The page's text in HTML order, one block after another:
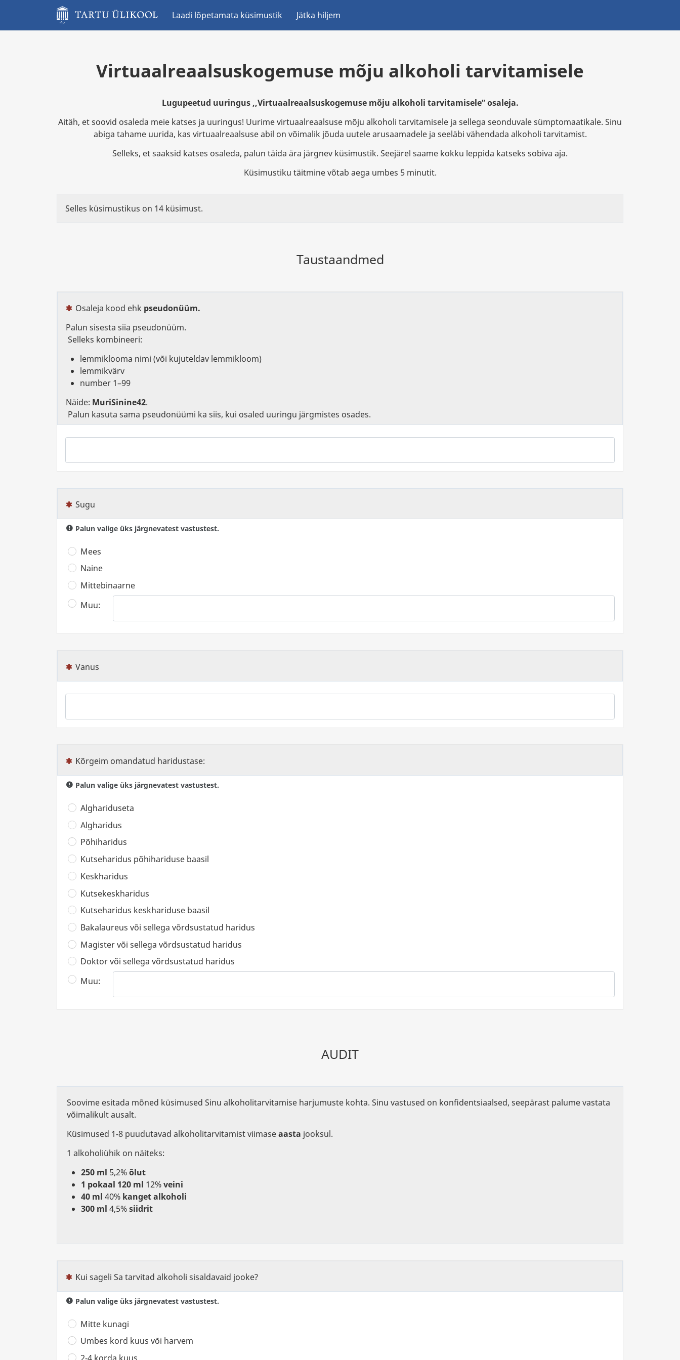
Laadi lõpetamata küsimustik Jätka hiljem
Virtuaalreaalsuskogemuse mõju alkoholi tarvitamisele
Lugupeetud uuringus ,,Virtuaalreaalsuskogemuse mõju alkoholi tarvitamisele” osaleja.
Aitäh, et soovid osaleda meie katses ja uuringus! Uurime virtuaalreaalsuse mõju alkoholi tarvitamisele ja sellega seonduvale sümptomaatikale. Sinu
abiga tahame uurida, kas virtuaalreaalsuse abil on võimalik jõuda uutele arusaamadele ja seeläbi vähendada alkoholi tarvitamist.
Selleks, et saaksid katses osaleda, palun täida ära järgnev küsimustik. Seejärel saame kokku leppida katseks sobiva aja.
Küsimustiku täitmine võtab aega umbes 5 minutit.
Selles küsimustikus on 14 küsimust.
Taustaandmed
(See küsimus on kohustuslik)
Osaleja kood ehk pseudonüüm.
Palun sisesta siia pseudonüüm.
Selleks kombineeri:
lemmiklooma nimi (või kujuteldav lemmikloom)
lemmikvärv
number 1–99
Näide: MuriSinine42.
Palun kasuta sama pseudonüümi ka siis, kui osaled uuringu järgmistes osades.
(See küsimus on kohustuslik)
Sugu
Palun valige üks järgnevatest vastustest.
Mees
Naine
Mittebinaarne
Muu:
(See küsimus on kohustuslik)
Vanus
(See küsimus on kohustuslik)
Kõrgeim omandatud haridustase:
Palun valige üks järgnevatest vastustest.
Alghariduseta
Algharidus
Põhiharidus
Kutseharidus põhihariduse baasil
Keskharidus
Kutsekeskharidus
Kutseharidus keskhariduse baasil
Bakalaureus või sellega võrdsustatud haridus
Magister või sellega võrdsustatud haridus
Doktor või sellega võrdsustatud haridus
Muu:
AUDIT
Soovime esitada mõned küsimused Sinu alkoholitarvitamise harjumuste kohta. Sinu vastused on konfidentsiaalsed, seepärast palume vastata
võimalikult ausalt.
Küsimused 1-8 puudutavad alkoholitarvitamist viimaseaasta jooksul.
1 alkoholiühik on näiteks:
250 ml 5,2%õlut
1 pokaal 120 ml 12%veini
40 ml 40% kanget alkoholi
300 ml 4,5%siidrit
(See küsimus on kohustuslik)
Kui sageli Sa tarvitad alkoholi sisaldavaid jooke?
Palun valige üks järgnevatest vastustest.
Mitte kunagi
Umbes kord kuus või harvem